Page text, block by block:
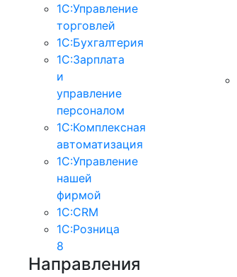
1С:Управление
торговлей
1С:Бухгалтерия
1С:Зарплата
и
управление
персоналом
1С:Комплексная
автоматизация
1С:Управление
нашей
фирмой
1С:CRM
1С:Розница
8
Направления